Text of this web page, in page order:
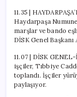
11.35 |
Haydarpaşa
marşlar ve bando
DİSK Genel
11.07 | DİSK
işçiler, Tıbbiye
toplandı. İşçiler
paylaşıyor.